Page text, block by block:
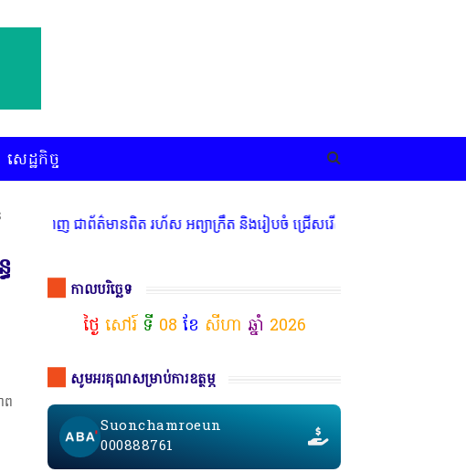
សេដ្ឋកិច្ច
ព
ានពិត រហ័ស អព្យាក្រឹត និងរៀបចំ ជ្រើសរើស ក្រុមការងារ នៅតាមបណ្តាលរាជធានី
កាលបរិច្ឆេទ
ថ្ងៃ សៅរ៍ទី 08 ខែ សីហា ឆ្នាំ 2026
សូមអរគុណសម្រាប់ការឧត្ថម្ភ
Suonchamroeun
000888761